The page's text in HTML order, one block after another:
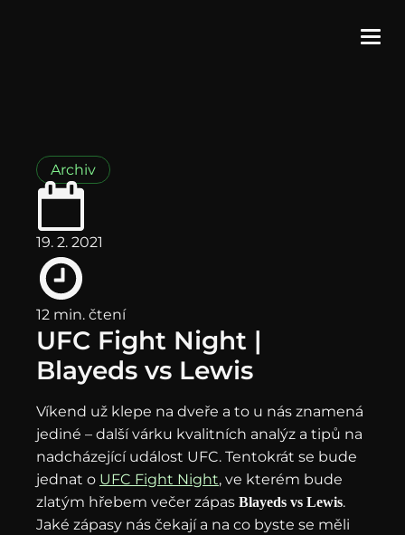
Archiv
19. 2. 2021
12 min. čtení
UFC Fight Night |
Blayeds vs Lewis
Víkend už klepe na dveře a to u nás znamená
jediné – další várku kvalitních analýz a tipů na
nadcházející událost UFC. Tentokrát se bude
jednat o UFC Fight Night, ve kterém bude
zlatým hřebem večer zápas Blayeds vs Lewis.
Jaké zápasy nás čekají a na co byste se měli